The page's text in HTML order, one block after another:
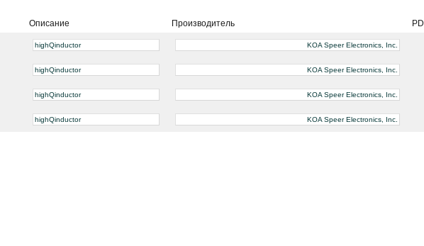
Описание Производитель
highQinductor KOA Speer Electronics, Inc.
highQinductor KOA Speer Electronics, Inc.
highQinductor KOA Speer Electronics, Inc.
highQinductor KOA Speer Electronics, Inc.